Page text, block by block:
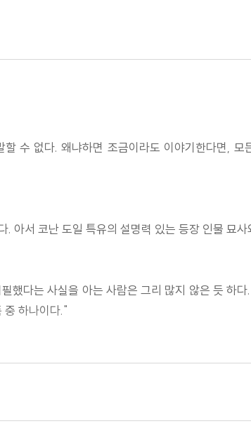
수 없다. 왜냐하면 조금이라도 이야기한다면,
아서 코난 도일 특유의 설명력 있는 등장 인물 묘
했다는 사실을 아는 사람은 그리 많지 않은 듯 하
중 하나이다."
홈즈가 아닌 코난 도일의 작품을 더 찾아 읽는 계기